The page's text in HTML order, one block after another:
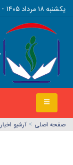
يکشنبه ١٨ مرداد ١٤٠٥
صفحه اصلي > آرشیو اخبار